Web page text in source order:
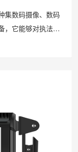
集数码摄像、数码
，它能够对执法过
品牌款式众多，价